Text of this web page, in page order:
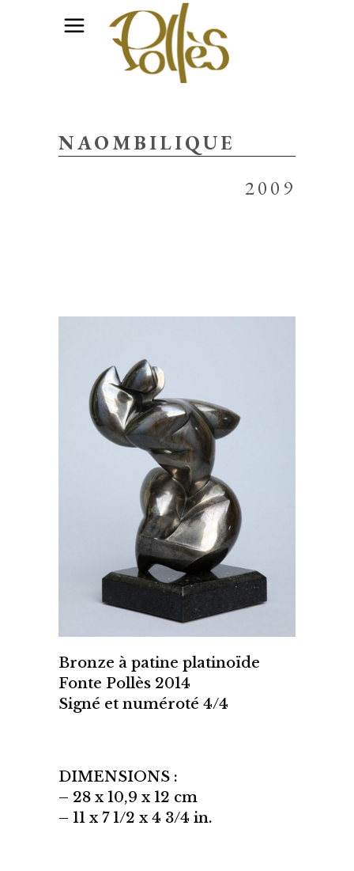
NAOMBILIQUE
2009
Bronze à patine platinoïde
Fonte Pollès 2014
Signé et numéroté 4/4
DIMENSIONS :
– 28 x 10,9 x 12 cm
– 11 x 7 1/2 x 4 3/4 in.